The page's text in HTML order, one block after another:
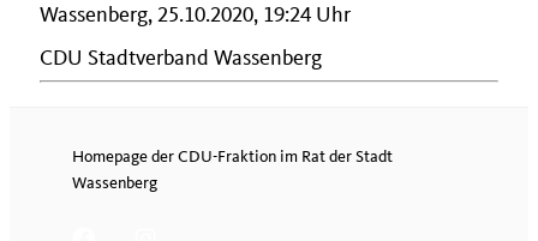
Wassenberg, 25.10.2020, 19:24 Uhr
CDU Stadtverband Wassenberg
Homepage der CDU-Fraktion im Rat der Stadt
Wassenberg